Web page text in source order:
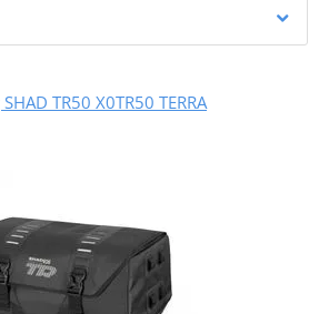
TR50 X0TR50 TERRA